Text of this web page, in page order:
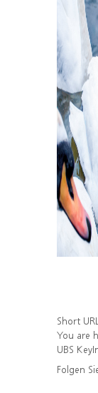
Short
You are
UBS
Folgen